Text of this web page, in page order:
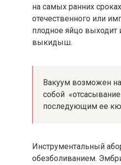
на самых ранних
отечественного или
плодное яйцо выходит
выкидыш.
Вакуум возможен
собой
последующим ее
Инструментальный
обезболиванием.